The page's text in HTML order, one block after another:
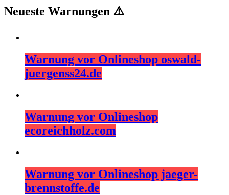
Neueste Warnungen ⚠️
Warnung vor Onlineshop oswald-
juergenss24.de
Warnung vor Onlineshop
ecoreichholz.com
Warnung vor Onlineshop jaeger-
brennstoffe.de